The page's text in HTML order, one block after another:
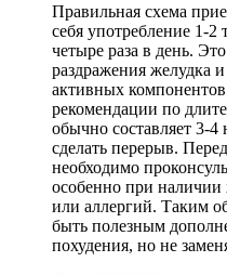
Правильная схема
себя употребление 1-2
четыре раза в день.
раздражения желудка
активных
рекомендации по
обычно составляет 3-4
сделать перерыв.
необходимо
особенно при наличии
или аллергий. Таким
быть полезным
похудения, но не